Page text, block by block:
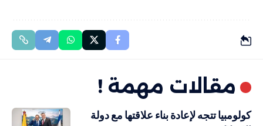
مقالات مهمة !
كولومبيا تتجه لإعادة بناء علاقتها مع دولة